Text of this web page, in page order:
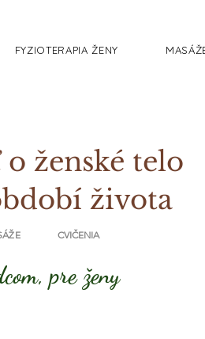
FYZIOTERAPIA ŽENY
ženské telo
života
CVIČENIA
pre ženy